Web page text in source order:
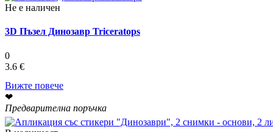
Не е наличен
3D Пъзел Динозавр Triceratops
0
3.6 €
Вижте повече
❤
Предварителна поръчка